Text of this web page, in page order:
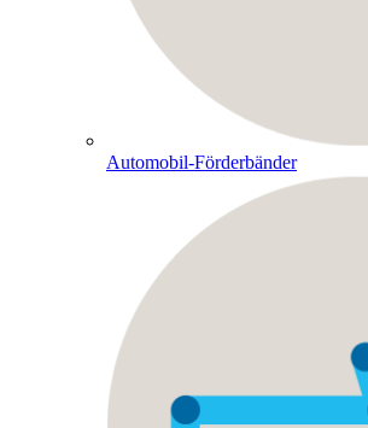
Automobil-Förderbänder